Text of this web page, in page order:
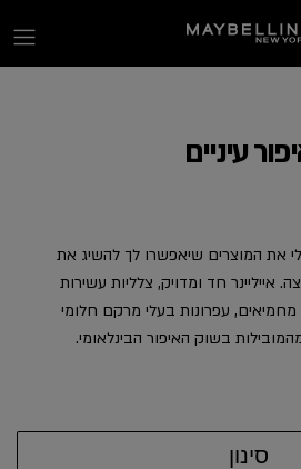
עיניים
את המוצרים שיאפשרו לך להשיג את
אייליינר חד ומדויק, צלליות עשירות
מחמיאים, עפרונות בעלי מרקם חלומי
בשוק האיפור הבינלאומי.
סינון